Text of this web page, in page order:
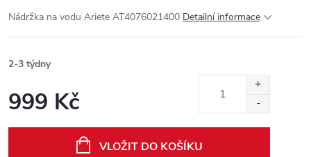
Nádržka na vodu Ariete AT4076021400 Detailní informace
2-3 týdny
999 Kč
VLOŽIT DO KOŠÍKU